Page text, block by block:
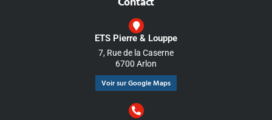
ETS Pierre & Louppe
7, Rue de la Caserne
6700 Arlon
Voir sur Google Maps